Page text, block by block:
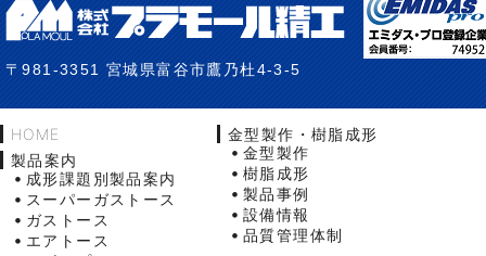
〒981-3351 宮城県富谷市鷹乃杜4-3-5
HOME
製品案内
成形課題別製品案内
スーパーガストース
ガストース
エアトース
金型製作・樹脂成形
金型製作
樹脂成形
製品事例
設備情報
品質管理体制